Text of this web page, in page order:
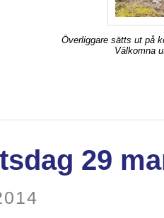
Överliggare sätts ut på
Välkomna
29